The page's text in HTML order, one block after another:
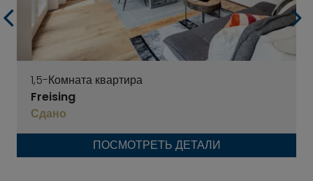
1,5-Комната квартира
Freising
Сдано
ПОСМОТРЕТЬ ДЕТАЛИ